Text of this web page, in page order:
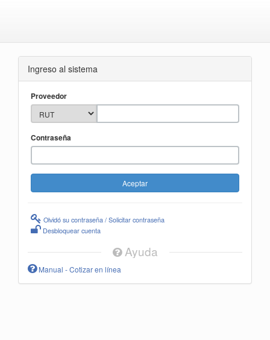
Ingreso al sistema
Proveedor
Contraseña
Olvidó su contraseña / Solicitar contraseña
Desbloquear cuenta
Ayuda
Manual - Cotizar en línea